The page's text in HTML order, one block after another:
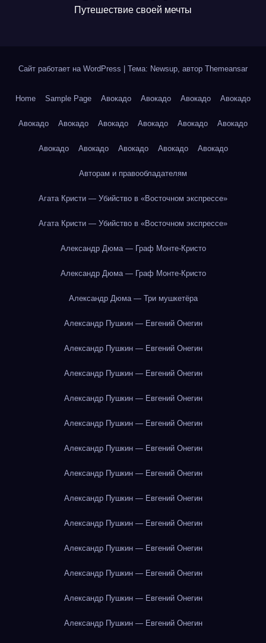
Путешествие своей мечты
Сайт работает на WordPress Тема: Newsup, автор Themeansar
Home Sample Page Авокадо Авокадо Авокадо Авокадо
Авокадо Авокадо Авокадо Авокадо Авокадо Авокадо
Авокадо Авокадо Авокадо Авокадо Авокадо
Авторам и правообладателям
Агата Кристи — Убийство в «Восточном экспрессе»
Агата Кристи — Убийство в «Восточном экспрессе»
Александр Дюма — Граф Монте-Кристо
Александр Дюма — Граф Монте-Кристо
Александр Дюма — Три мушкетёра
Александр Пушкин — Евгений Онегин
Александр Пушкин — Евгений Онегин
Александр Пушкин — Евгений Онегин
Александр Пушкин — Евгений Онегин
Александр Пушкин — Евгений Онегин
Александр Пушкин — Евгений Онегин
Александр Пушкин — Евгений Онегин
Александр Пушкин — Евгений Онегин
Александр Пушкин — Евгений Онегин
Александр Пушкин — Евгений Онегин
Александр Пушкин — Евгений Онегин
Александр Пушкин — Евгений Онегин
Александр Пушкин — Евгений Онегин